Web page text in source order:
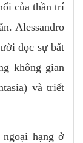
của thần trí
Alessandro
đọc sự bất
không gian
và triết
hạng ở